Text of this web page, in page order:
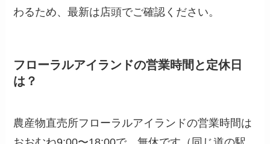
わるため、最新は店頭でご確認ください。
フローラルアイランドの営業時間と定休日
は？
農産物直売所フローラルアイランドの営業時間は